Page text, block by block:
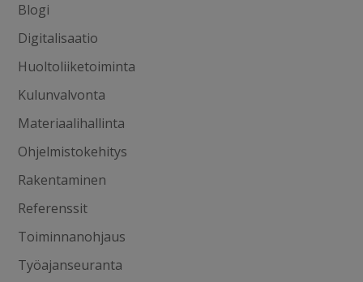
Blogi
Digitalisaatio
Huoltoliiketoiminta
Kulunvalvonta
Materiaalihallinta
Ohjelmistokehitys
Rakentaminen
Referenssit
Toiminnanohjaus
Työajanseuranta